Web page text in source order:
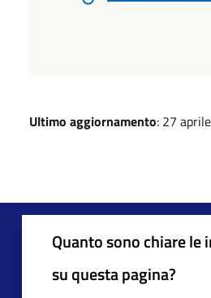
Ultimo aggiornamento: 27
Quanto sono chiare le
su questa pagina?